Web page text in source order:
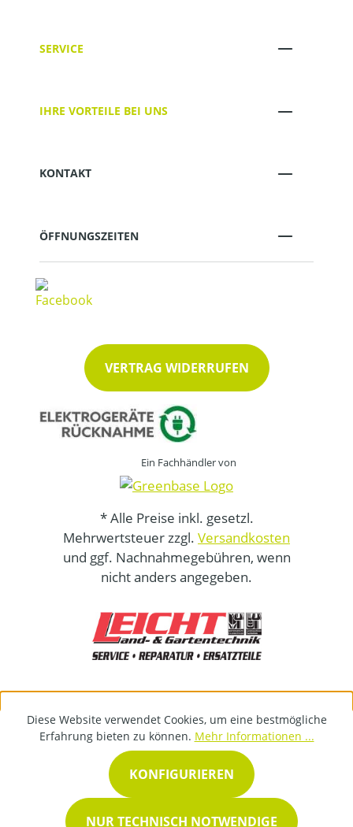
SERVICE
IHRE VORTEILE BEI UNS
KONTAKT
ÖFFNUNGSZEITEN
VERTRAG WIDERRUFEN
Ein Fachhändler von
* Alle Preise inkl. gesetzl.
Mehrwertsteuer zzgl. Versandkosten
und ggf. Nachnahmegebühren, wenn
nicht anders angegeben.
Diese Website verwendet Cookies, um eine bestmögliche
Erfahrung bieten zu können. Mehr Informationen ...
NUR TECHNISCH NOTWENDIGE
KONFIGURIEREN